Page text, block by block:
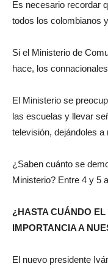
Es necesario recordar
todos los colombianos
Si el Ministerio de
hace, los
El Ministerio se
las escuelas y llevar
televisión, dejándoles
¿Saben cuánto se
Ministerio? Entre 4 y 5
¿HASTA CUÁNDO
IMPORTANCIA A
El nuevo presidente